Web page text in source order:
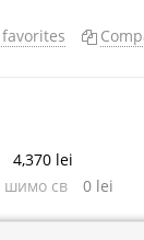
4,370 lei
шимо св
0 lei